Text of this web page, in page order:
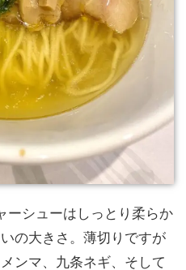
ーシューはしっとり柔らか
の大きさ。薄切りですが
ンマ、九条ネギ、そして